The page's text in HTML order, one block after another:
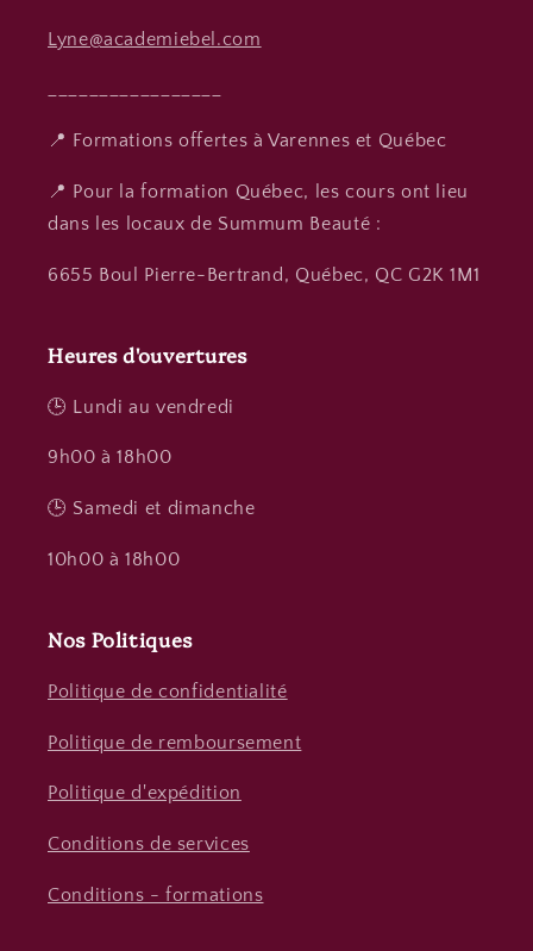
Lyne@academiebel.com
_________________
📍 Formations offertes à Varennes et Québec
📍 Pour la formation Québec, les cours ont lieu
dans les locaux de Summum Beauté :
6655 Boul Pierre-Bertrand, Québec, QC G2K 1M1
Heures d'ouvertures
🕒 Lundi au vendredi
9h00 à 18h00
🕒 Samedi et dimanche
10h00 à 18h00
Nos Politiques
Politique de confidentialité
Politique de remboursement
Politique d'expédition
Conditions de services
Conditions - formations